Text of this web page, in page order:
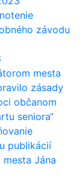
závodu
mesta
zásady
občanom
seniora“
publikácií
Jána